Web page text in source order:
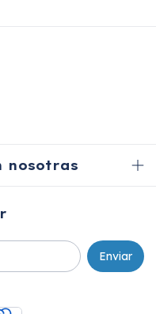
nosotras